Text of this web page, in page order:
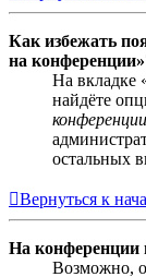
Как избежать
на
На вкладке
найдёте
конференции
остальных
Вернуться к
На конференции
Возможно,